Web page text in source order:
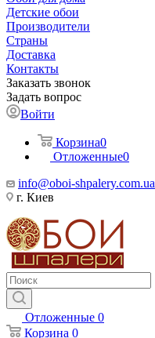
Детские обои
Производители
Страны
Доставка
Контакты
Заказать звонок
Задать вопрос
Войти
Корзина0
Отложенные0
info@oboi-shpalery.com.ua
г. Киев
Отложенные 0
Корзина 0